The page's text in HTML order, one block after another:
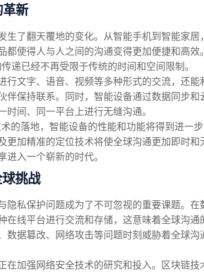
新
生了翻天覆地的变化。从智能手机到智能家居
都使得人与人之间的沟通变得更加便捷和高效
递已经不再受限于传统的时间和空间限制。
行文字、语音、视频等多种形式的交流，还能
伴保持联系。同时，智能设备通过数据同步和
间、同一平台上进行无缝沟通。
的落地，智能设备的性能和功能将得到进一步
加精准的定位技术将使全球沟通更加即时和
入一个崭新的时代。
挑战
隐私保护问题成为了不可忽视的重要课题。在
在线平台进行交流和存储，这意味着全球沟通
数据篡改、网络攻击等问题时刻威胁着全球沟
在加强网络安全技术的研究和投入。区块链技